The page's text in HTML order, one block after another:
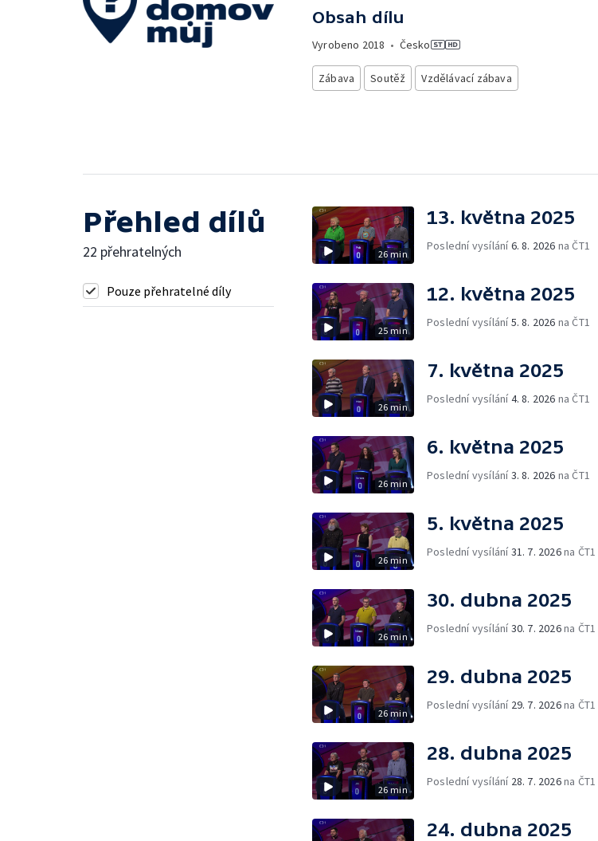
Obsah dílu
Vyrobeno 2018 • Česko
Zábava Soutěž Vzdělávací zábava
Přehled dílů
22 přehratelných
Pouze přehratelné díly
26 min
13. května 2025
Poslední vysílání6. 8. 2026 na ČT1
25 min
12. května 2025
Poslední vysílání5. 8. 2026 na ČT1
26 min
7. května 2025
Poslední vysílání4. 8. 2026 na ČT1
26 min
6. května 2025
Poslední vysílání3. 8. 2026 na ČT1
26 min
5. května 2025
Poslední vysílání31. 7. 2026na ČT1
26 min
30. dubna 2025
Poslední vysílání30. 7. 2026na ČT1
26 min
29. dubna 2025
Poslední vysílání 29. 7. 2026na ČT1
26 min
28. dubna 2025
Poslední vysílání 28. 7. 2026na ČT1
24. dubna 2025